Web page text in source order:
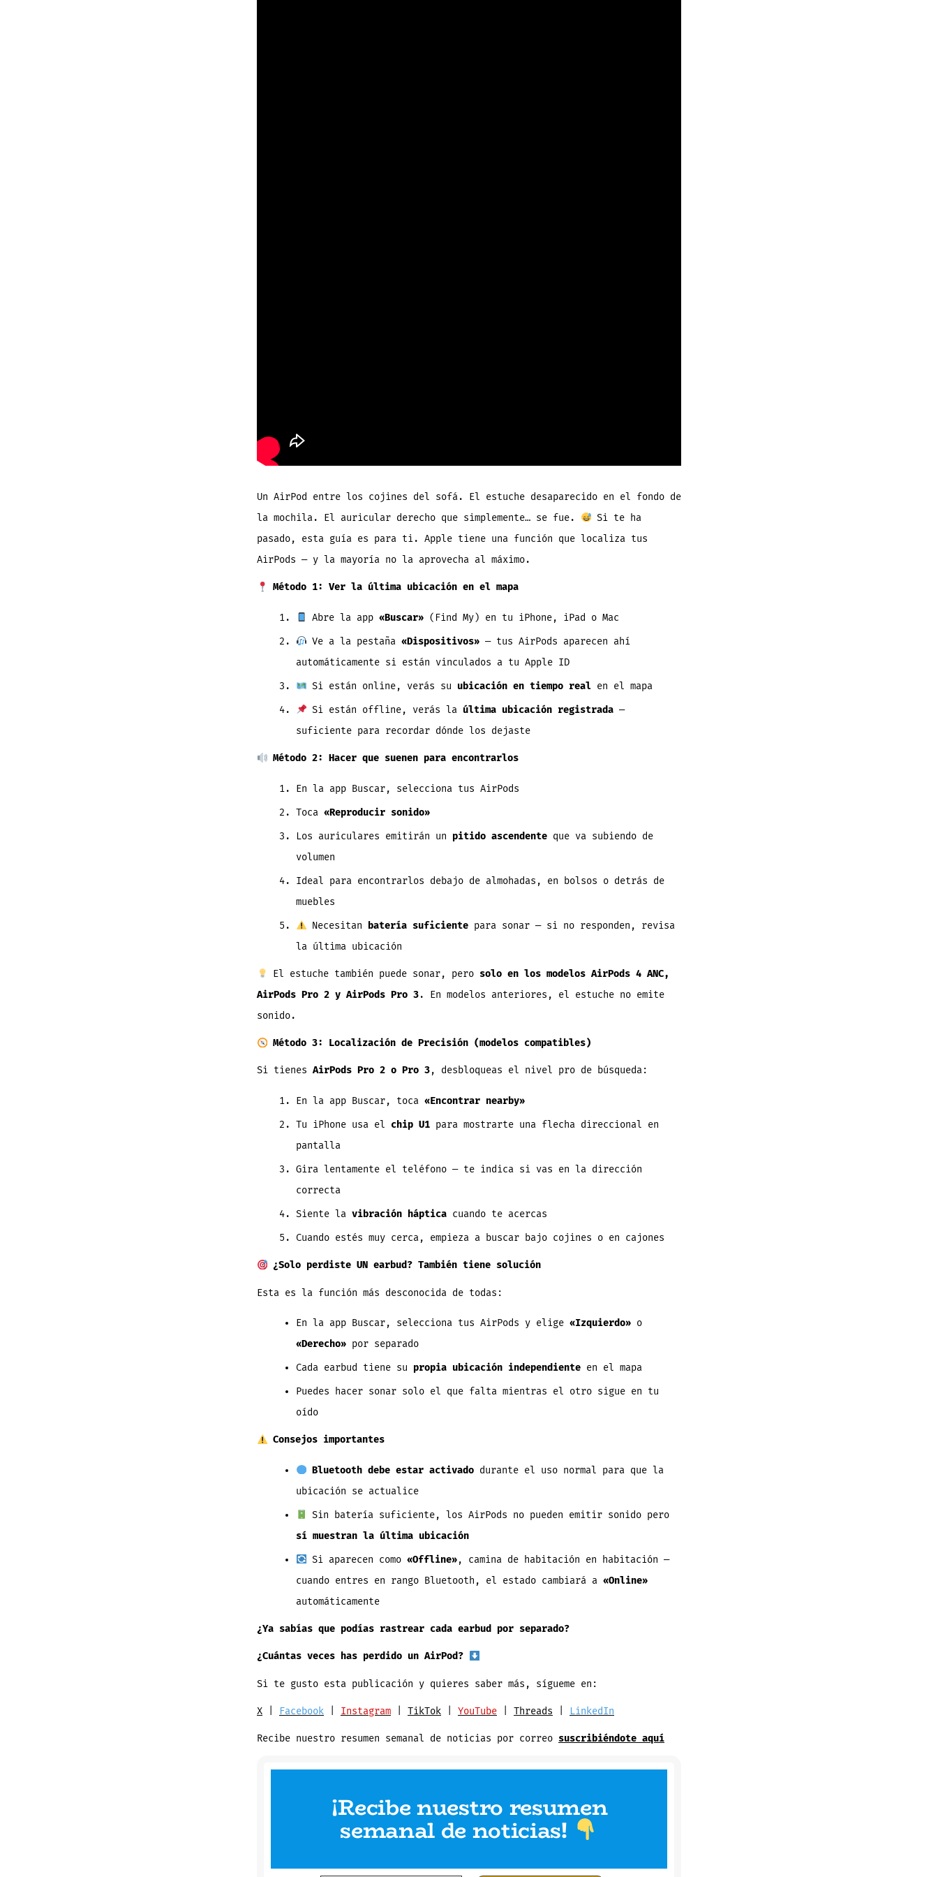
Un AirPod entre los cojines del sofá. El estuche desaparecido en el fondo de
la mochila. El auricular derecho que simplemente… se fue.
Si te ha
pasado, esta guía es para ti. Apple tiene una función que localiza tus
AirPods — y la mayoría no la aprovecha al máximo.
Método 1: Ver la última ubicación en el mapa
Abre la app«Buscar» (Find My) en tu iPhone, iPad o Mac
Ve a la pestaña«Dispositivos» — tus AirPods aparecen ahí
automáticamente si están vinculados a tu Apple ID
Si están online, verás su ubicación en tiempo real en el mapa
Si están offline, verás la última ubicación registrada —
suficiente para recordar dónde los dejaste
Método 2: Hacer que suenen para encontrarlos
En la app Buscar, selecciona tus AirPods
Toca «Reproducir sonido»
Los auriculares emitirán un pitido ascendente que va subiendo de
volumen
Ideal para encontrarlos debajo de almohadas, en bolsos o detrás de
muebles
Necesitan batería suficiente para sonar — si no responden, revisa
la última ubicación
El estuche también puede sonar, perosolo en los modelos AirPods 4 ANC,
AirPods Pro 2 y AirPods Pro 3. En modelos anteriores, el estuche no emite
sonido.
Método 3: Localización de Precisión (modelos compatibles)
Si tienes AirPods Pro 2 o Pro 3, desbloqueas el nivel pro de búsqueda:
En la app Buscar, toca «Encontrar nearby»
Tu iPhone usa el chip U1 para mostrarte una flecha direccional en
pantalla
Gira lentamente el teléfono — te indica si vas en la dirección
correcta
Siente la vibración háptica cuando te acercas
Cuando estés muy cerca, empieza a buscar bajo cojines o en cajones
¿Solo perdiste UN earbud? También tiene solución
Esta es la función más desconocida de todas:
En la app Buscar, selecciona tus AirPods y elige «Izquierdo» o
«Derecho» por separado
Cada earbud tiene su propia ubicación independiente en el mapa
Puedes hacer sonar solo el que falta mientras el otro sigue en tu
oído
Consejos importantes
Bluetooth debe estar activado durante el uso normal para que la
ubicación se actualice
Sin batería suficiente, los AirPods no pueden emitir sonido pero
sí muestran la última ubicación
Si aparecen como«Offline», camina de habitación en habitación —
cuando entres en rango Bluetooth, el estado cambiará a «Online»
automáticamente
¿Ya sabías que podías rastrear cada earbud por separado?
¿Cuántas veces has perdido un AirPod?
Si te gusto esta publicación y quieres saber más, sígueme en:
X Facebook Instagram TikTok YouTube Threads LinkedIn
Recibe nuestro resumen semanal de noticias por correo suscribiéndote aquí
¡Recibe nuestro resumen
semanal de noticias!